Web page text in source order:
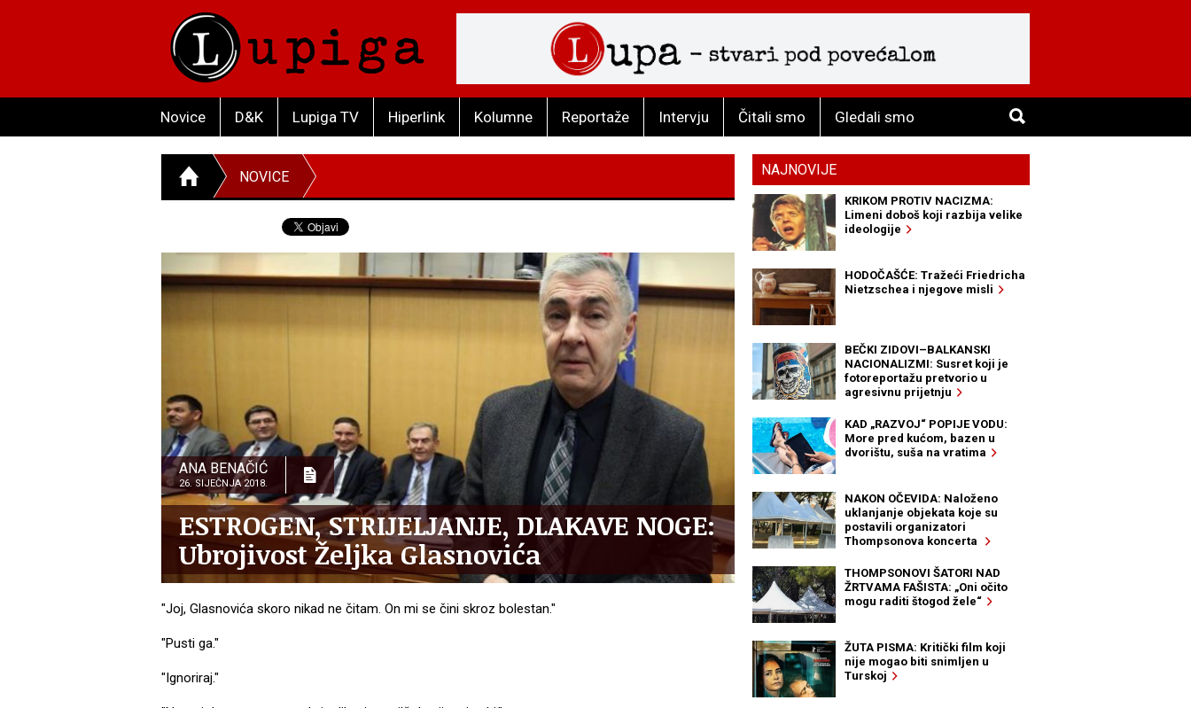
Novice D&K Lupiga TV Hiperlink Kolumne Reportaže Intervju Čitali smo Gledali smo
NOVICE
ANA BENAČIĆ
26. SIJEČNJA 2018.
ESTROGEN, STRIJELJANJE, DLAKAVE NOGE:
Ubrojivost Željka Glasnovića
"Joj, Glasnovića skoro nikad ne čitam. On mi se čini skroz bolestan."
"Pusti ga."
"Ignoriraj."
NAJNOVIJE
KRIKOM PROTIV NACIZMA:
Limeni doboš koji razbija velike
ideologije
HODOČAŠĆE: Tražeći Friedricha
Nietzschea i njegove misli
BEČKI ZIDOVI–BALKANSKI
NACIONALIZMI: Susret koji je
fotoreportažu pretvorio u
agresivnu prijetnju
KAD „RAZVOJ“ POPIJE VODU:
More pred kućom, bazen u
dvorištu, suša na vratima
NAKON OČEVIDA: Naloženo
uklanjanje objekata koje su
postavili organizatori
Thompsonova koncerta
THOMPSONOVI ŠATORI NAD
ŽRTVAMA FAŠISTA: „Oni očito
mogu raditi štogod žele“
ŽUTA PISMA: Kritički film koji
nije mogao biti snimljen u
Turskoj